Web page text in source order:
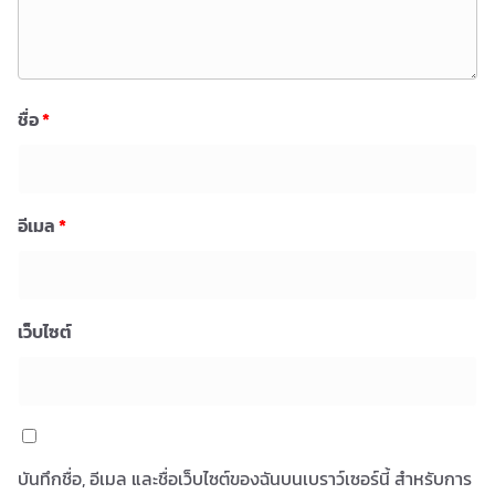
ชื่อ*
อีเมล*
เว็บไซต์
บันทึกชื่อ, อีเมล และชื่อเว็บไซต์ของฉันบนเบราว์เซอร์นี้ สำหรับการ